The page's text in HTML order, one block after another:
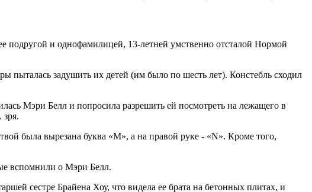
подругой и однофамилицей, 13-летней умственно отсталой Нормой
задушить их детей (им было по шесть лет). Констебль сходил
Мэри Белл и попросила разрешить ей посмотреть на лежащего в
зря.
была вырезана буква «М», а на правой руке - «N». Кроме того,
вспомнили о Мэри Белл.
сестре Брайена Хоу, что видела ее брата на бетонных плитах, и